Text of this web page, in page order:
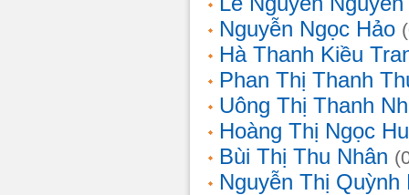
Nguyễn Ngọc Hảo
Hà Thanh Kiều
Phan Thị Thanh
Uông Thị Thanh
Hoàng Thị Ngọc
Bùi Thị Thu Nhân
Nguyễn Thị Quỳnh